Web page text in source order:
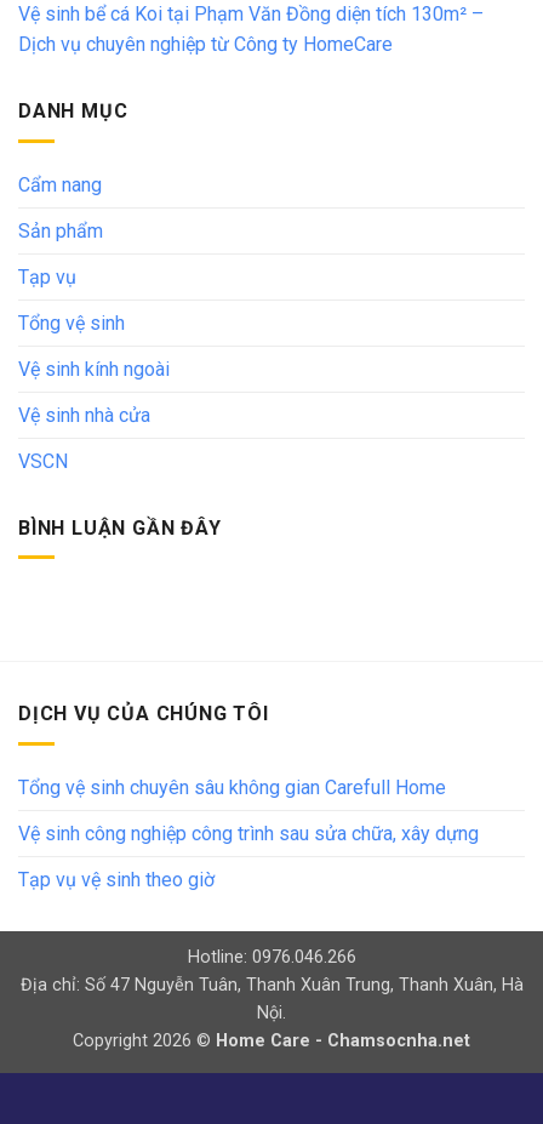
Vệ sinh bể cá Koi tại Phạm Văn Đồng diện tích 130m² –
Dịch vụ chuyên nghiệp từ Công ty HomeCare
DANH MỤC
Cẩm nang
Sản phẩm
Tạp vụ
Tổng vệ sinh
Vệ sinh kính ngoài
Vệ sinh nhà cửa
VSCN
BÌNH LUẬN GẦN ĐÂY
DỊCH VỤ CỦA CHÚNG TÔI
Tổng vệ sinh chuyên sâu không gian Carefull Home
Vệ sinh công nghiệp công trình sau sửa chữa, xây dựng
Tạp vụ vệ sinh theo giờ
Hotline: 0976.046.266
Địa chỉ: Số 47 Nguyễn Tuân, Thanh Xuân Trung, Thanh Xuân, Hà
Nội.
Copyright 2026 © Home Care - Chamsocnha.net